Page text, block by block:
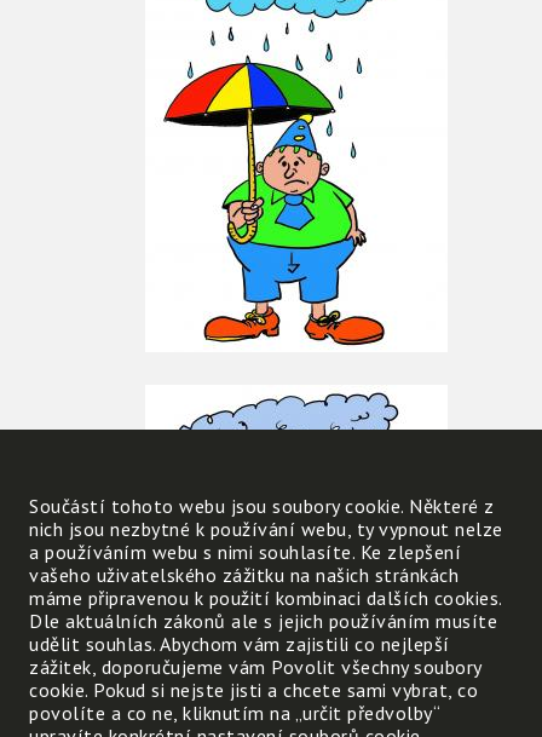
Součástí tohoto webu jsou soubory cookie. Některé z
nich jsou nezbytné k používání webu, ty vypnout nelze
a používáním webu s nimi souhlasíte. Ke zlepšení
vašeho uživatelského zážitku na našich stránkách
máme připravenou k použití kombinaci dalších cookies.
Dle aktuálních zákonů ale s jejich používáním musíte
udělit souhlas. Abychom vám zajistili co nejlepší
zážitek, doporučujeme vám Povolit všechny soubory
cookie. Pokud si nejste jisti a chcete sami vybrat, co
povolíte a co ne, kliknutím na „určit předvolby“